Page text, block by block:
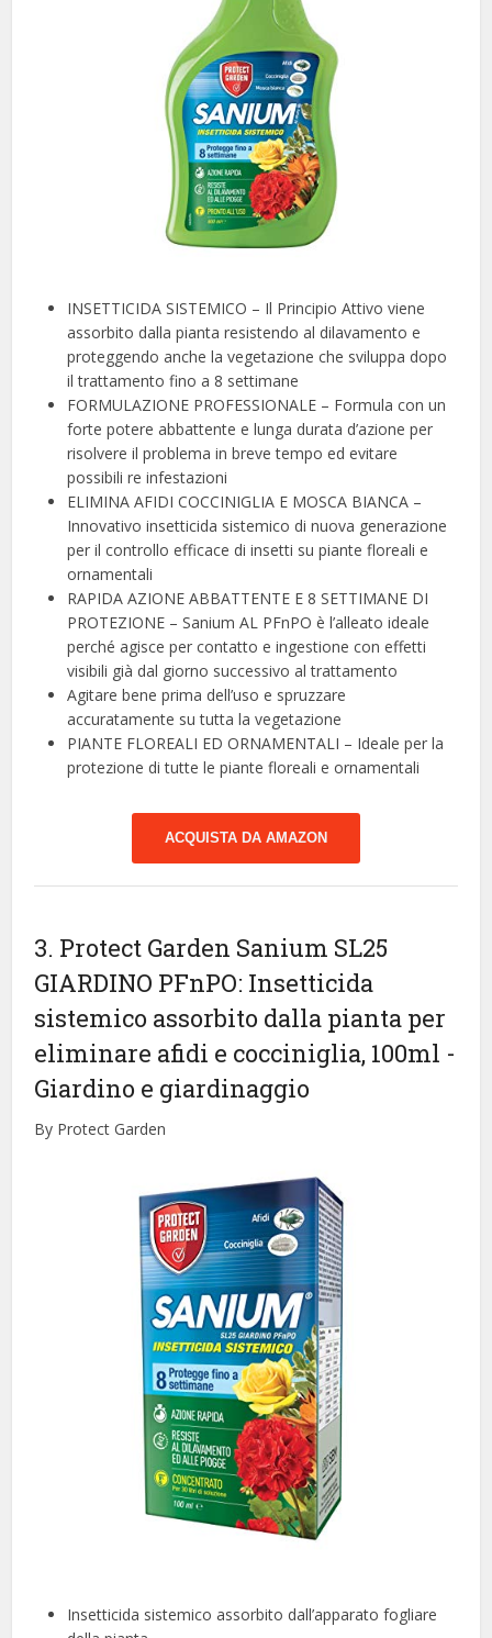
INSETTICIDA SISTEMICO – Il Principio Attivo viene
assorbito dalla pianta resistendo al dilavamento e
proteggendo anche la vegetazione che sviluppa dopo
il trattamento fino a 8 settimane
FORMULAZIONE PROFESSIONALE – Formula con un
forte potere abbattente e lunga durata d’azione per
risolvere il problema in breve tempo ed evitare
possibili re infestazioni
ELIMINA AFIDI COCCINIGLIA E MOSCA BIANCA –
Innovativo insetticida sistemico di nuova generazione
per il controllo efficace di insetti su piante floreali e
ornamentali
RAPIDA AZIONE ABBATTENTE E 8 SETTIMANE DI
PROTEZIONE – Sanium AL PFnPO è l’alleato ideale
perché agisce per contatto e ingestione con effetti
visibili già dal giorno successivo al trattamento
Agitare bene prima dell’uso e spruzzare
accuratamente su tutta la vegetazione
PIANTE FLOREALI ED ORNAMENTALI – Ideale per la
protezione di tutte le piante floreali e ornamentali
ACQUISTA DA AMAZON
3. Protect Garden Sanium SL25
GIARDINO PFnPO: Insetticida
sistemico assorbito dalla pianta per
eliminare afidi e cocciniglia, 100ml -
Giardino e giardinaggio
By Protect Garden
Insetticida sistemico assorbito dall’apparato fogliare